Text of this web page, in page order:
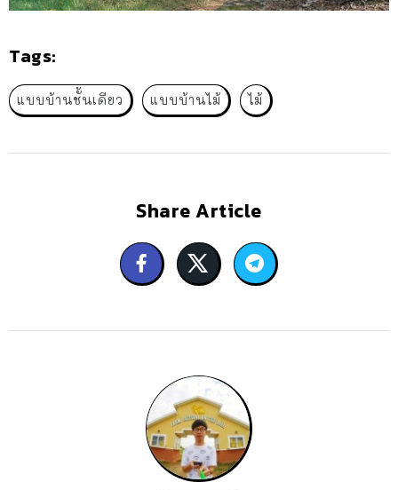
Tags:
แบบบ้านชั้นเดียว แบบบ้านไม้ ไม้
Share Article